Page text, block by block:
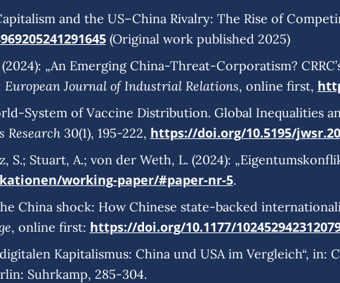
and the US–China Rivalry: The Rise of
(Original work published 2025)
„An Emerging China-Threat-Corporatism?
European Journal of Industrial Relations, online first,
System of Vaccine Distribution. Global Inequalities
Research30(1), 195-222, https://doi.org/10.5195/
S.; Stuart, A.; von der Weth, L. (2024):
working-paper/#paper-nr-5.
China shock: How Chinese state-backed
, online first: https://doi.org/10.1177/
Kapitalismus: China und USA im Vergleich“, in:
Suhrkamp, 285-304.